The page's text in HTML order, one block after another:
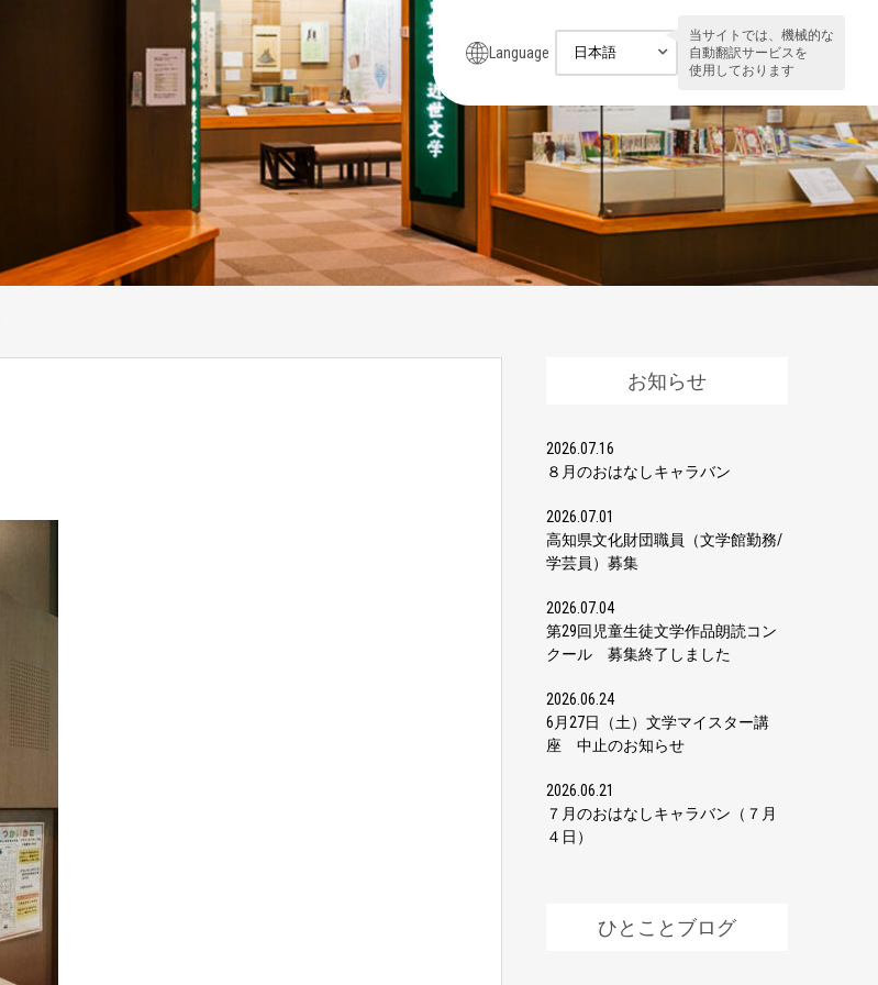
Language
当サイトでは、機械的な
自動翻訳サービスを
使用しております
お知らせ
2026.07.16
８月のおはなしキャラバン
2026.07.01
高知県文化財団職員（文学館勤務/
学芸員）募集
2026.07.04
第29回児童生徒文学作品朗読コン
クール 募集終了しました
2026.06.24
6月27日（土）文学マイスター講
座 中止のお知らせ
2026.06.21
７月のおはなしキャラバン（７月
４日）
ひとことブログ